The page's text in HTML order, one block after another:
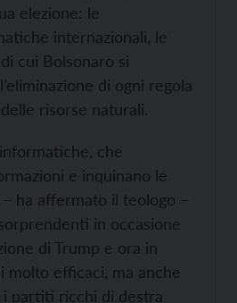
elezione: le
internazionali, le
cui Bolsonaro si
di ogni regola
risorse naturali.
che
e inquinano le
ha affermato il teologo –
in occasione
di Trump e ora in
molto efficaci, ma anche
partiti ricchi di destra